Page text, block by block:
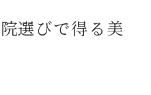
選びで得る美